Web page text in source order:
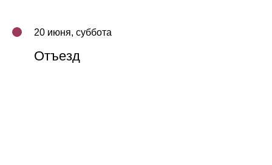
20 июня, суббота
Отъезд